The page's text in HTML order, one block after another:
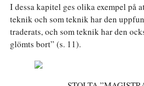
I dessa kapitel ges olika exempel på
teknik och som teknik har den
traderats, och som teknik har den
glömts bort” (s. 11).